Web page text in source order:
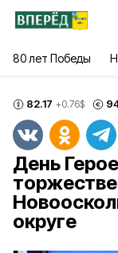
80 лет Победы
82.17 +0.76$
День
округе